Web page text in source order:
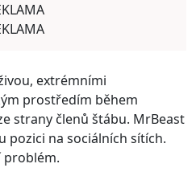
extrémními
prostředím během
strany členů štábu. MrBeast
pozici na sociálních sítích.
problém.